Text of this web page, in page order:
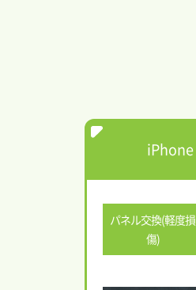
iPhone
パネル交換(軽度損
傷)